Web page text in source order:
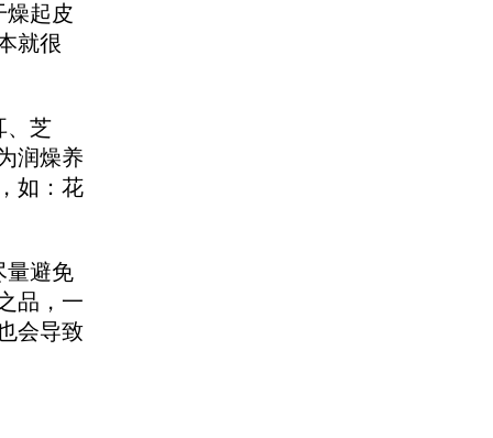
起皮
就很
芝
润燥养
如：花
避免
品，一
会导致